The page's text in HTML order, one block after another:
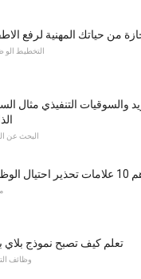
من حياتك المهنية لرفع
التخطيط الو
والسوقيات التنفيذي مثال
البحث عن
احتيال الوظيفة
تعلم كيف تصبح نموذج بلاي
وظائف